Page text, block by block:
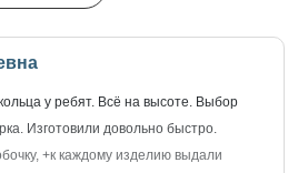
у ребят. Всё на высоте. Выбор
Изготовили довольно быстро.
+к каждому изделию выдали